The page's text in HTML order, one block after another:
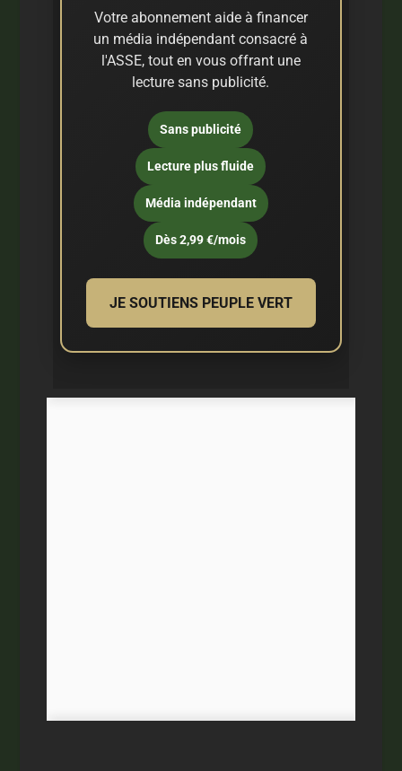
Votre abonnement aide à financer
un média indépendant consacré à
l'ASSE, tout en vous offrant une
lecture sans publicité.
Sans publicité
Lecture plus fluide
Média indépendant
Dès 2,99 €/mois
JE SOUTIENS PEUPLE VERT